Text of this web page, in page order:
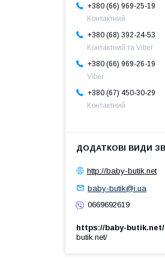
+380 (66) 969-25-19
Контактний
+380 (68) 392-24-53
Контактний та Viber
+380 (66) 969-26-19
Viber
+380 (67) 450-30-29
Контактний
http://baby-butik.net
baby-butik@i.ua
0669692619
https://baby-butik.net/
butik.net/